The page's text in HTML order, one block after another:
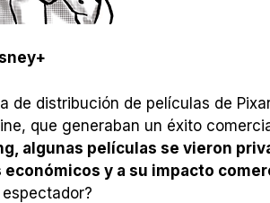
de distribución de películas de
que generaban un éxito
algunas películas se vieron
y a su impacto